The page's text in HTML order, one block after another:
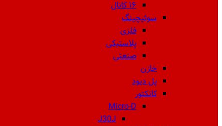
۱۶ کانال
سوئیچینگ
فلزی
پلاستیکی
صنعتی
خازن
پل دیود
کانکتور
Micro-D
J30J